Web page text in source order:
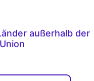
außerhalb der